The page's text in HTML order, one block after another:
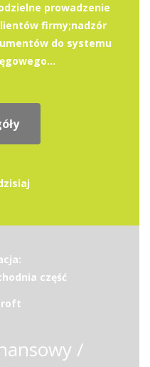
prowadzenie
firmy;nadzór
do systemu
część
/